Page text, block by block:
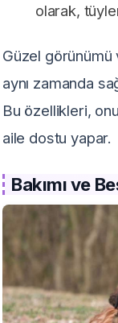
olarak,
Güzel görünümü
aynı zamanda
Bu özellikleri,
aile dostu yapar.
Bakımı ve